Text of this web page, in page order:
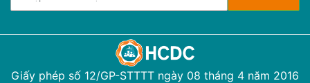
Giấy phép số 12/GP-STTTT ngày 08 tháng 4 năm 2016